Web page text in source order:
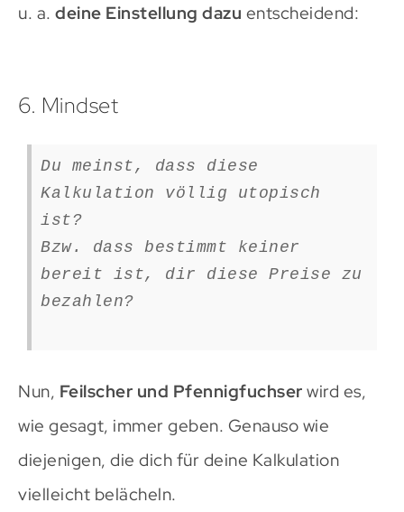
u. a. deine Einstellung dazu entscheidend:
6. Mindset
Du meinst, dass diese
Kalkulation völlig utopisch
ist?
Bzw. dass bestimmt keiner
bereit ist, dir diese Preise zu
bezahlen?
Nun, Feilscher und Pfennigfuchser wird es,
wie gesagt, immer geben. Genauso wie
diejenigen, die dich für deine Kalkulation
vielleicht belächeln.